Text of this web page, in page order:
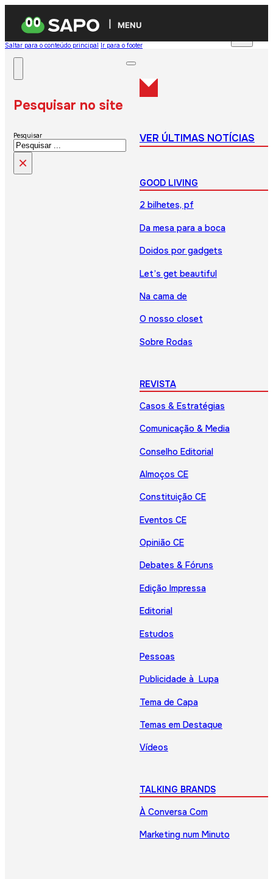
MENU
Saltar para o conteúdo principal Ir para o footer
Pesquisar no site
Pesquisar
×
VER ÚLTIMAS NOTÍCIAS
GOOD LIVING
2 bilhetes, pf
Da mesa para a boca
Doidos por gadgets
Let’s get beautiful
Na cama de
O nosso closet
Sobre Rodas
REVISTA
Casos & Estratégias
Comunicação & Media
Conselho Editorial
Almoços CE
Constituição CE
Eventos CE
Opinião CE
Debates & Fóruns
Edição Impressa
Editorial
Estudos
Pessoas
Publicidade à Lupa
Tema de Capa
Temas em Destaque
Vídeos
TALKING BRANDS
À Conversa Com
Marketing num Minuto